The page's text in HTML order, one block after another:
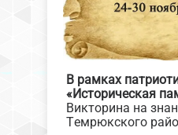
В рамках
«Историческая
Викторина на
Темрюкского